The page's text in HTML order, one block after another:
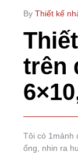
By Thiết kế
trên
Tôi có 1mảnh
ống, nhin ra